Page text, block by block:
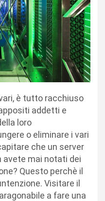
è tutto racchiuso
addetti e
loro
o eliminare i vari
che un server
avete mai notati dei
Questo perchè il
Visitare il
a fare una